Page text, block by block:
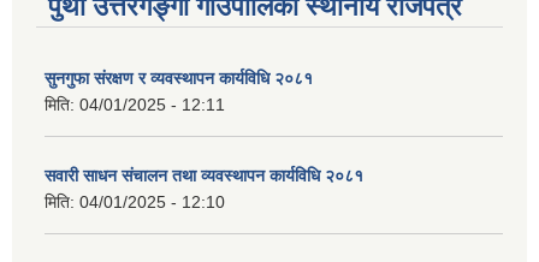
पुथा उत्तरगङ्गा गाउँपालिका स्थानीय राजपत्र
सुनगुफा संरक्षण र व्यवस्थापन कार्यविधि २०८१
मिति: 04/01/2025 - 12:11
सवारी साधन संचालन तथा व्यवस्थापन कार्यविधि २०८१
मिति: 04/01/2025 - 12:10